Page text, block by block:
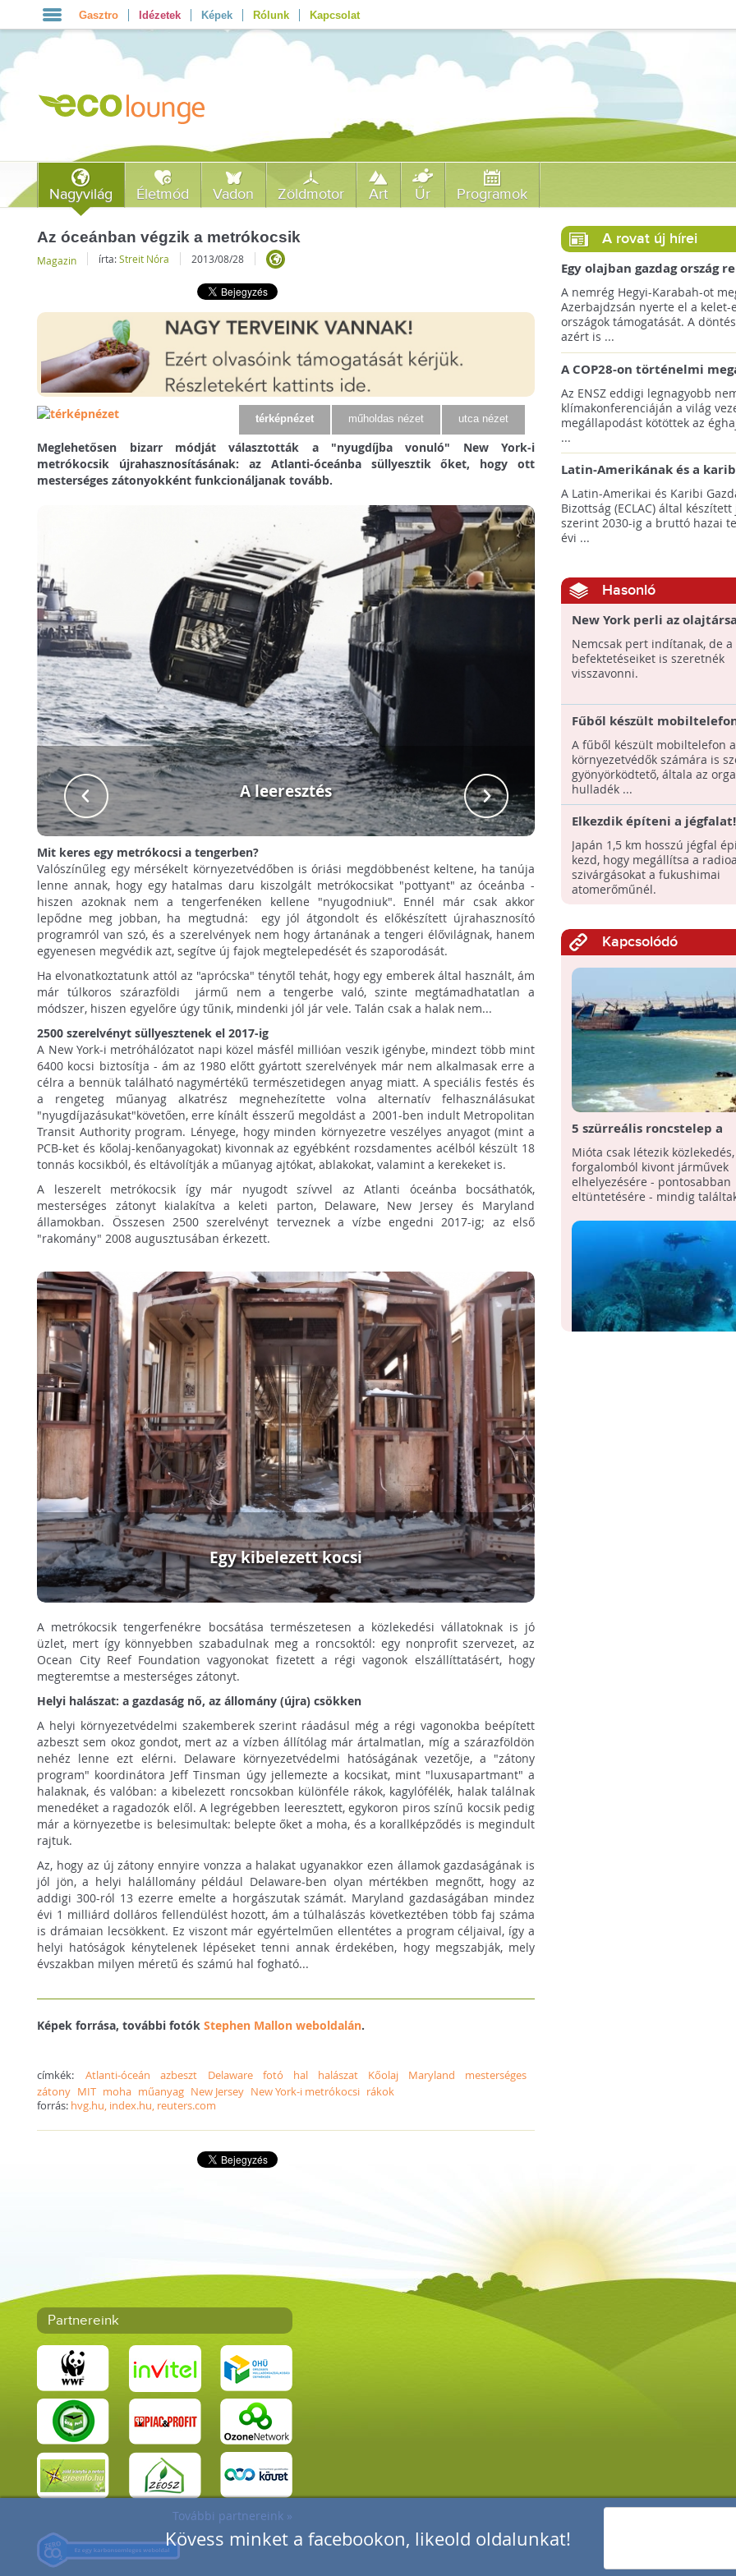
Kövess minket a facebookon, likeold oldalunkat!
Gasztro Idézetek Képek Rólunk Kapcsolat
Nagyvilág Életmód Vadon Zöldmotor Art Űr Programok
Az óceánban végzik a metrókocsik
Magazin írta:Streit Nóra 2013/08/28
térképnézet műholdas nézet utca nézet
Meglehetősen bizarr módját választották a "nyugdíjba vonuló" New York-i
metrókocsik újrahasznosításának: az Atlanti-óceánba süllyesztik őket, hogy ott
mesterséges zátonyokként funkcionáljanak tovább.
A leeresztés
Mit keres egy metrókocsi a tengerben?
Valószínűleg egy mérsékelt környezetvédőben is óriási megdöbbenést keltene, ha tanúja
lenne annak, hogy egy hatalmas daru kiszolgált metrókocsikat "pottyant" az óceánba -
hiszen azoknak nem a tengerfenéken kellene "nyugodniuk". Ennél már csak akkor
lepődne meg jobban, ha megtudná: egy jól átgondolt és előkészített újrahasznosító
programról van szó, és a szerelvények nem hogy ártanának a tengeri élővilágnak, hanem
egyenesen megvédik azt, segítve új fajok megtelepedését és szaporodását.
Ha elvonatkoztatunk attól az "aprócska" ténytől tehát, hogy egy emberek által használt, ám
már túlkoros szárazföldi jármű nem a tengerbe való, szinte megtámadhatatlan a
módszer, hiszen egyelőre úgy tűnik, mindenki jól jár vele. Talán csak a halak nem...
2500 szerelvényt süllyesztenek el 2017-ig
A New York-i metróhálózatot napi közel másfél millióan veszik igénybe, mindezt több mint
6400 kocsi biztosítja - ám az 1980 előtt gyártott szerelvények már nem alkalmasak erre a
célra a bennük található nagymértékű természetidegen anyag miatt. A speciális festés és
a rengeteg műanyag alkatrész megnehezítette volna alternatív felhasználásukat
"nyugdíjazásukat"követően, erre kínált ésszerű megoldást a 2001-ben indult Metropolitan
Transit Authority program. Lényege, hogy minden környezetre veszélyes anyagot (mint a
PCB-ket és kőolaj-kenőanyagokat) kivonnak az egyébként rozsdamentes acélból készült 18
tonnás kocsikból, és eltávolítják a műanyag ajtókat, ablakokat, valamint a kerekeket is.
A leszerelt metrókocsik így már nyugodt szívvel az Atlanti óceánba bocsáthatók,
mesterséges zátonyt kialakítva a keleti parton, Delaware, New Jersey és Maryland
államokban. Összesen 2500 szerelvényt terveznek a vízbe engedni 2017-ig; az első
"rakomány" 2008 augusztusában érkezett.
Egy kibelezett kocsi
A metrókocsik tengerfenékre bocsátása természetesen a közlekedési vállatoknak is jó
üzlet, mert így könnyebben szabadulnak meg a roncsoktól: egy nonprofit szervezet, az
Ocean City Reef Foundation vagyonokat fizetett a régi vagonok elszállíttatásért, hogy
megteremtse a mesterséges zátonyt.
Helyi halászat: a gazdaság nő, az állomány (újra) csökken
A helyi környezetvédelmi szakemberek szerint ráadásul még a régi vagonokba beépített
azbeszt sem okoz gondot, mert az a vízben állítólag már ártalmatlan, míg a szárazföldön
nehéz lenne ezt elérni. Delaware környezetvédelmi hatóságának vezetője, a "zátony
program" koordinátora Jeff Tinsman úgy jellemezte a kocsikat, mint "luxusapartmant" a
halaknak, és valóban: a kibelezett roncsokban különféle rákok, kagylófélék, halak találnak
menedéket a ragadozók elől. A legrégebben leeresztett, egykoron piros színű kocsik pedig
már a környezetbe is belesimultak: belepte őket a moha, és a korallképződés is megindult
rajtuk.
Az, hogy az új zátony ennyire vonzza a halakat ugyanakkor ezen államok gazdaságának is
jól jön, a helyi halállomány például Delaware-ben olyan mértékben megnőtt, hogy az
addigi 300-ról 13 ezerre emelte a horgászutak számát. Maryland gazdaságában mindez
évi 1 milliárd dolláros fellendülést hozott, ám a túlhalászás következtében több faj száma
is drámaian lecsökkent. Ez viszont már egyértelműen ellentétes a program céljaival, így a
helyi hatóságok kénytelenek lépéseket tenni annak érdekében, hogy megszabják, mely
évszakban milyen méretű és számú hal fogható...
Képek forrása, további fotókStephen Mallon weboldalán.
címkék:Atlanti-óceán azbeszt Delaware fotó hal halászat Kőolaj Maryland
mesterséges
zátony MIT moha műanyag New Jersey New York-i metrókocsi rákok
forrás: hvg.hu, index.hu, reuters.com
A rovat új hírei
Egy olajban gazdag ország
jövőre a COP29 klímacsúcsot
A nemrég Hegyi-Karabah-ot
Azerbajdzsán nyerte el a kelet-
országok támogatását. A
azért is ...
A COP28-on történelmi
született! - Összefoglaló az
klímacsúcsáról
Az ENSZ eddigi legnagyobb
klímakonferenciáján a világ
megállapodást kötöttek az
...
Latin-Amerikának és a
térségnek növelniük kell
az éghajlatvédelmi célok
A Latin-Amerikai és Karibi
Bizottság (ECLAC) által
szerint 2030-ig a bruttó hazai
évi ...
Hasonló
New York perli az
a klímaváltozás miatt
Nemcsak pert indítanak, de a
befektetéseiket is szeretnék
visszavonni.
Fűből készült
organikus hulladék
újrahasznosítása új
A fűből készült mobiltelefon a
környezetvédők számára is
gyönyörködtető, általa az
hulladék ...
Elkezdik építeni a jégfalat!
Japán 1,5 km hosszú jégfal
kezd, hogy megállítsa a
szivárgásokat a fukushimai
atomerőműnél.
Kapcsolódó
5 szürreális roncstelep a
nagyvilágból
Mióta csak létezik közlekedés,
forgalomból kivont járművek
elhelyezésére - pontosabban
eltüntetésére - mindig
Partnereink
További partnereink »